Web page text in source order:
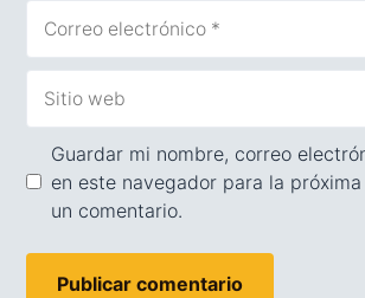
electrónico
web
Guardar mi nombre, correo
en este navegador para la
un comentario.